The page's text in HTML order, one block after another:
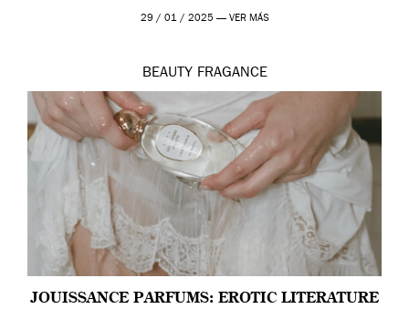
29 / 01 / 2025 — VER MÁS
BEAUTY FRAGANCE
JOUISSANCE PARFUMS: EROTIC LITERATURE